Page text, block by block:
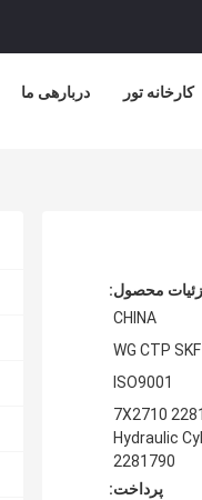
دربارهی ما کارخانه تور
محصول:
CHINA
WG CTP SKF
ISO9001
2281792
Hydraulic
2281790
پرداخت: